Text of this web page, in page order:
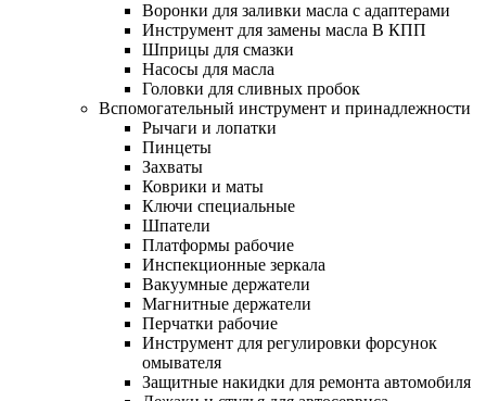
Воронки для заливки масла с адаптерами
Инструмент для замены масла В КПП
Шприцы для смазки
Насосы для масла
Головки для сливных пробок
Вспомогательный инструмент и принадлежности
Рычаги и лопатки
Пинцеты
Захваты
Коврики и маты
Ключи специальные
Шпатели
Платформы рабочие
Инспекционные зеркала
Вакуумные держатели
Магнитные держатели
Перчатки рабочие
Инструмент для регулировки форсунок
омывателя
Защитные накидки для ремонта автомобиля